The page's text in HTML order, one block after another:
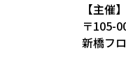
【主催
〒105-
新橋フ